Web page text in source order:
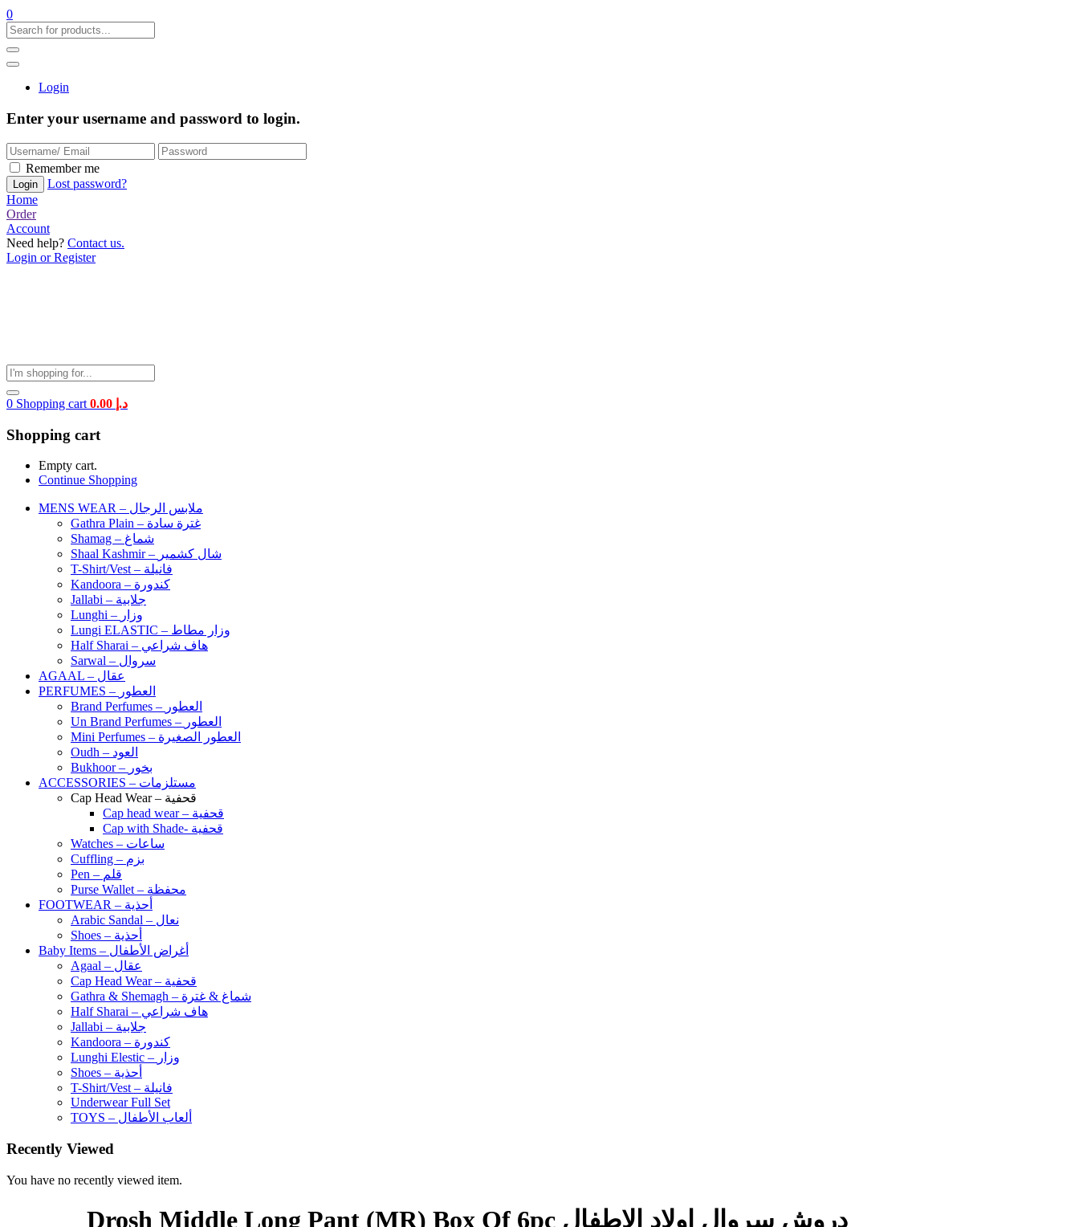
0
Login
Enter your username and password to login.
Remember me
Lost password?
Home
Order
Account
Need help? Contact us.
Login or Register
0 Shopping cart د.إ
Shopping cart
Empty cart.
Continue Shopping
MENS WEAR – ملابس الرجال
Gathra Plain – غترة سادة
Shamag – شماغ
Shaal Kashmir – شال كشمير
T-Shirt/Vest – فانيلة
Kandoora – كندورة
Jallabi – جلابية
Lunghi – وزار
Lungi ELASTIC – وزار مطاط
Half Sharai – هاف شراعي
Sarwal – سروال
AGAAL – عقال
PERFUMES – العطور
Brand Perfumes – العطور
Un Brand Perfumes – العطور
Mini Perfumes – العطور الصغيرة
Oudh – العود
Bukhoor – بخور
ACCESSORIES – مستلزمات
Cap Head Wear – قحفية
Cap head wear – قحفية
Cap with Shade- قحفية
Watches – ساعات
Cuffling – بزم
Pen – قلم
Purse Wallet – محفظة
FOOTWEAR – أحذية
Arabic Sandal – نعال
Shoes – أحذية
Baby Items – أغراض الأطفال
Agaal – عقال
Cap Head Wear – قحفية
Gathra & Shemagh – شماغ & غترة
Half Sharai – هاف شراعي
Jallabi – جلابية
Kandoora – كندورة
Lunghi Elestic – وزار
Shoes – أحذية
T-Shirt/Vest – فانيلة
Underwear Full Set
TOYS – ألعاب الأطفال
Recently Viewed
You have no recently viewed item.
Drosh Middle Long Pant (MR) Box Of 6pc دروش سروال اولاد الاطفال